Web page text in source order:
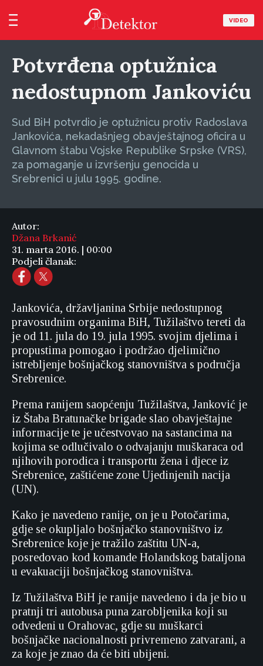
VIDEO
Potvrđena optužnica
nedostupnom Jankoviću
Sud BiH potvrdio je optužnicu protiv Radoslava
Jankovića, nekadašnjeg obavještajnog oficira u
Glavnom štabu Vojske Republike Srpske (VRS),
za pomaganje u izvršenju genocida u
Srebrenici u julu 1995. godine.
Autor:
Džana Brkanić
31. marta 2016. | 00:00
Podjeli članak:
Jankovića, državljanina Srbije nedostupnog
pravosudnim organima BiH, Tužilaštvo tereti da
je od 11. jula do 19. jula 1995. svojim djelima i
propustima pomogao i podržao djelimično
istrebljenje bošnjačkog stanovništva s područja
Srebrenice.
Prema ranijem saopćenju Tužilaštva, Janković je
iz Štaba Bratunačke brigade slao obavještajne
informacije te je učestvovao na sastancima na
kojima se odlučivalo o odvajanju muškaraca od
njihovih porodica i transportu žena i djece iz
Srebrenice, zaštićene zone Ujedinjenih nacija
(UN).
Kako je navedeno ranije, on je u Potočarima,
gdje se okupljalo bošnjačko stanovništvo iz
Srebrenice koje je tražilo zaštitu UN-a,
posredovao kod komande Holandskog bataljona
u evakuaciji bošnjačkog stanovništva.
Iz Tužilaštva BiH je ranije navedeno i da je bio u
pratnji tri autobusa puna zarobljenika koji su
odvedeni u Orahovac, gdje su muškarci
bošnjačke nacionalnosti privremeno zatvarani, a
za koje je znao da će biti ubijeni.